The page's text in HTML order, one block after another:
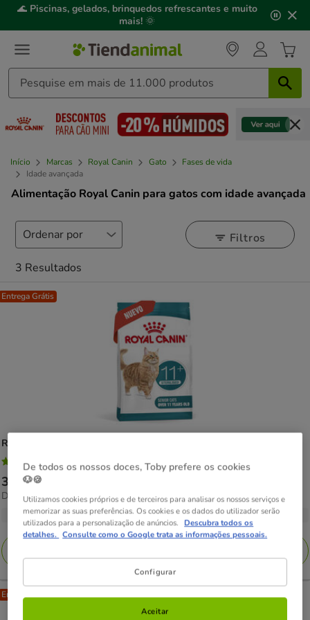
3,
mensagem,
🌊 Piscinas, gelados, brinquedos refrescantes e muito
mais! 🌞
Início Marcas Royal Canin Gato
Fases de vida
Idade avançada
Alimentação Royal Canin para gatos com idade avançada
Filtros
3 Resultados
Entrega Grátis
Royal Canin
5
estrelas
com
avaliações
5
Preço
de
31.99€
53.49€
31.99€
13.37€
Desde 13.37€ / kg
2 opções de peso
Entrega Grátis
De todos os nossos doces, Toby prefere os cookies
🐶🍪
Utilizamos cookies próprios e de terceiros para analisar os nossos serviços e
memorizar as suas preferências. Os cookies e os dados do utilizador serão
utilizados para a personalização de anúncios. Descubra todos os
detalhes. Consulte como o Google trata as informações pessoais.
Configurar
Aceitar